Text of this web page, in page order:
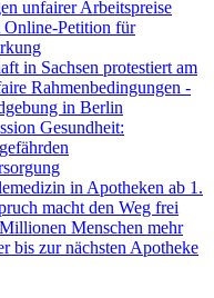
unfairer Arbeitspreise
Petition für
in Sachsen protestiert am
Rahmenbedingungen -
in Berlin
Gesundheit:
in Apotheken ab 1.
macht den Weg frei
Menschen mehr
bis zur nächsten Apotheke